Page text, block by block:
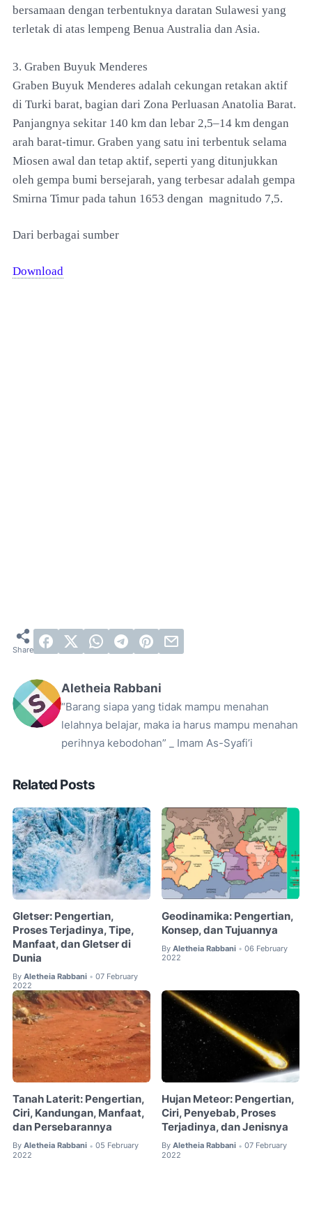
bersamaan dengan terbentuknya daratan Sulawesi yang
terletak di atas lempeng Benua Australia dan Asia.
3. Graben Buyuk Menderes
Graben Buyuk Menderes adalah cekungan retakan aktif
di Turki barat, bagian dari Zona Perluasan Anatolia Barat.
Panjangnya sekitar 140 km dan lebar 2,5–14 km dengan
arah barat-timur. Graben yang satu ini terbentuk selama
Miosen awal dan tetap aktif, seperti yang ditunjukkan
oleh gempa bumi bersejarah, yang terbesar adalah gempa
Smirna Timur pada tahun 1653 dengan magnitudo 7,5.
Dari berbagai sumber
Download
Aletheia Rabbani
“Barang siapa yang tidak mampu menahan
lelahnya belajar, maka ia harus mampu menahan
perihnya kebodohan” _ Imam As-Syafi’i
Related Posts
Gletser: Pengertian,
Proses Terjadinya, Tipe,
Manfaat, dan Gletser di
Dunia
By Aletheia Rabbani • 07 February
2022
Geodinamika: Pengertian,
Konsep, dan Tujuannya
By Aletheia Rabbani • 06 February
2022
Tanah Laterit: Pengertian,
Ciri, Kandungan, Manfaat,
dan Persebarannya
By Aletheia Rabbani • 05 February
2022
Hujan Meteor: Pengertian,
Ciri, Penyebab, Proses
Terjadinya, dan Jenisnya
By Aletheia Rabbani • 07 February
2022